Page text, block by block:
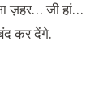
ज़हर… जी हां…
कर देंगे.